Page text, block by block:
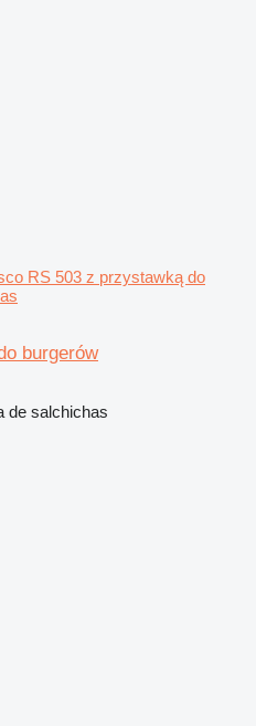
RS 503 z przystawką do
burgerów
de salchichas